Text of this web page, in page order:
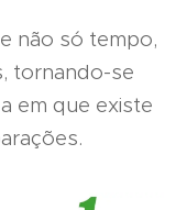
não só tempo,
tornando-se
em que existe